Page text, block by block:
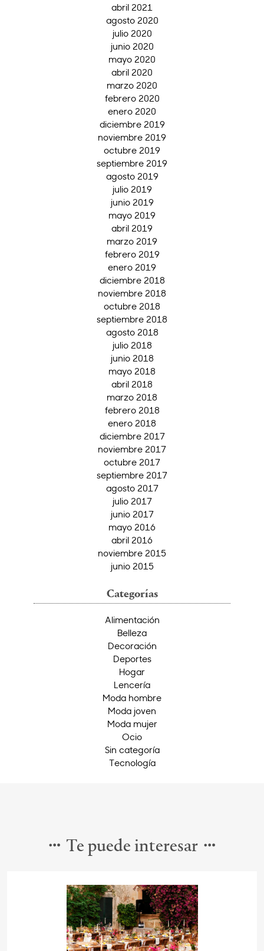
abril 2021
agosto 2020
julio 2020
junio 2020
mayo 2020
abril 2020
marzo 2020
febrero 2020
enero 2020
diciembre 2019
noviembre 2019
octubre 2019
septiembre 2019
agosto 2019
julio 2019
junio 2019
mayo 2019
abril 2019
marzo 2019
febrero 2019
enero 2019
diciembre 2018
noviembre 2018
octubre 2018
septiembre 2018
agosto 2018
julio 2018
junio 2018
mayo 2018
abril 2018
marzo 2018
febrero 2018
enero 2018
diciembre 2017
noviembre 2017
octubre 2017
septiembre 2017
agosto 2017
julio 2017
junio 2017
mayo 2016
abril 2016
noviembre 2015
junio 2015
Categorías
Alimentación
Belleza
Decoración
Deportes
Hogar
Lencería
Moda hombre
Moda joven
Moda mujer
Ocio
Sin categoría
Tecnología
Te puede interesar